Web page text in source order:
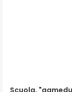
Scuola,